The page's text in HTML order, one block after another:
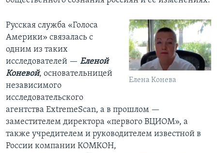
Елена Конева
Русская служба «Голоса
Америки» связалась с
одним из таких
исследователей — Еленой
Коневой, основательницей
независимого
исследовательского
агентства ExtremeScan, а в прошлом —
заместителем директора «первого ВЦИОМ», а
также учредителем и руководителем известной в
России компании КОМКОН,